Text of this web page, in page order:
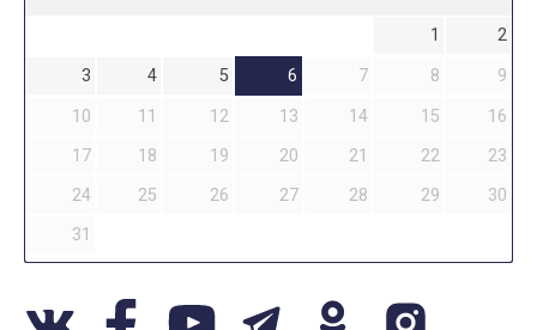
1
2
3
4 5 6 7 8
9
10
11 12 13 14 15
16
17
18 19 20 21 22
23
24
25 26 27 28 29
30
31